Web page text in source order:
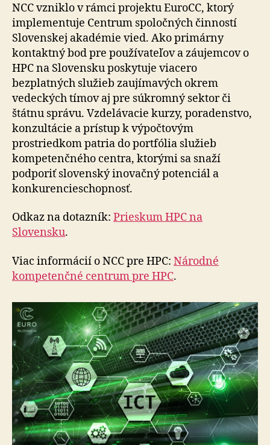
NCC vzniklo v rámci projektu EuroCC, ktorý
implementuje Centrum spoločných činností
Slovenskej akadémie vied. Ako primárny
kontaktný bod pre používateľov a záujemcov o
HPC na Slovensku poskytuje viacero
bezplatných služieb zaujímavých okrem
vedeckých tímov aj pre súkromný sektor či
štátnu správu. Vzdelávacie kurzy, poradenstvo,
konzultácie a prístup k výpočtovým
prostriedkom patria do portfólia služieb
kompetenčného centra, ktorými sa snaží
podporiť slovenský inovačný potenciál a
konkurencieschopnosť.
Odkaz na dotazník: Prieskum HPC na
Slovensku.
Viac informácií o NCC pre HPC: Národné
kompetenčné centrum pre HPC.